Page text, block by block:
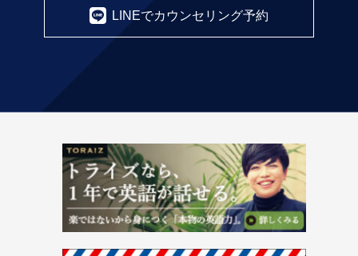
LINEでカウンセリング予約